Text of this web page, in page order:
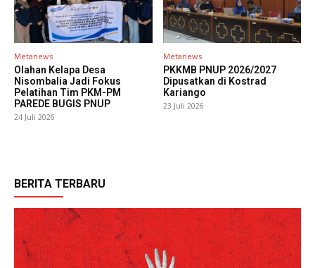
Metanews
Olahan Kelapa Desa
Nisombalia Jadi Fokus
Pelatihan Tim PKM-PM
PAREDE BUGIS PNUP
24 Juli 2026
Metanews
PKKMB PNUP 2026/2027
Dipusatkan di Kostrad
Kariango
23 Juli 2026
BERITA TERBARU